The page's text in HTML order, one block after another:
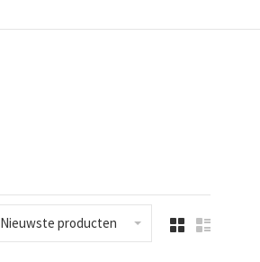
Nieuwste producten